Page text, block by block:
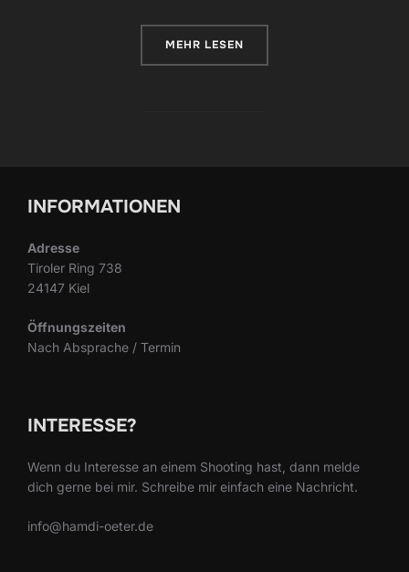
MEHR ÜBER „5 TIPPS FÜR DAS
LESEN
INFORMATIONEN
Adresse
Tiroler Ring 738
24147 Kiel
Öffnungszeiten
Nach Absprache / Termin
INTERESSE?
Wenn du Interesse an einem Shooting hast, dann melde
dich gerne bei mir. Schreibe mir einfach eine Nachricht.
info@hamdi-oeter.de